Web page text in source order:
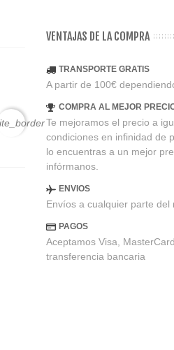
VENTAJAS DE LA COMPRA
TRANSPORTE GRATIS
A partir de 100€
COMPRA AL MEJOR
Te mejoramos el precio a
condiciones en infinidad de
lo encuentras a un mejor
infórmanos.
ENVIOS
Envíos a cualquier parte del
PAGOS
Aceptamos Visa,
transferencia bancaria